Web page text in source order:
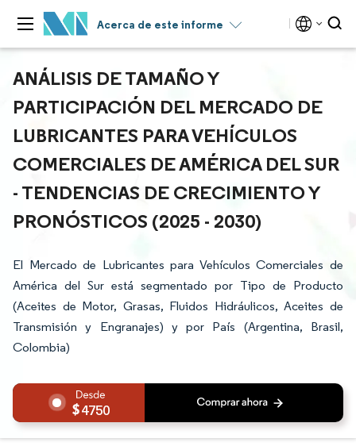
Acerca de este informe
ANÁLISIS DE TAMAÑO Y
PARTICIPACIÓN DEL MERCADO DE
LUBRICANTES PARA VEHÍCULOS
COMERCIALES DE AMÉRICA DEL SUR
- TENDENCIAS DE CRECIMIENTO Y
PRONÓSTICOS (2025 - 2030)
El Mercado de Lubricantes para Vehículos Comerciales de
América del Sur está segmentado por Tipo de Producto
(Aceites de Motor, Grasas, Fluidos Hidráulicos, Aceites de
Transmisión y Engranajes) y por País (Argentina, Brasil,
Colombia)
4750